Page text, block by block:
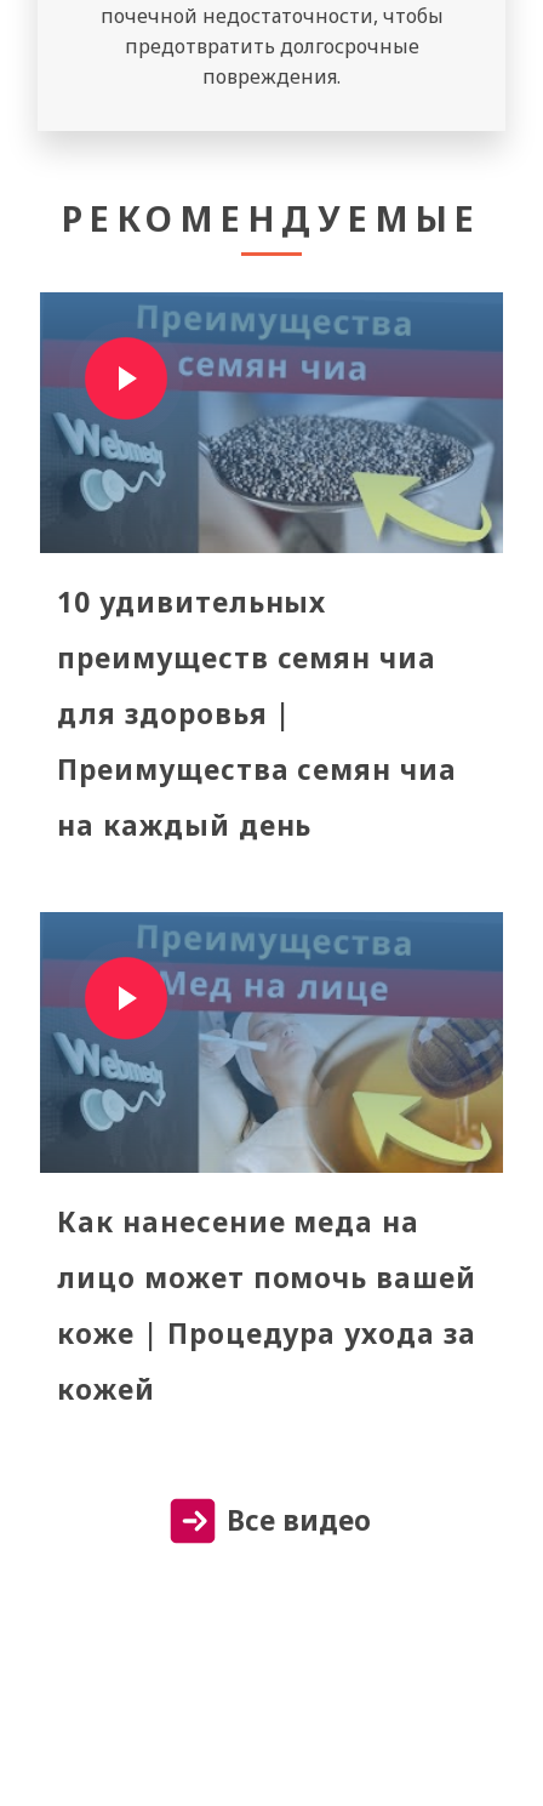
почечной недостаточности, чтобы
предотвратить долгосрочные
повреждения.
РЕКОМЕНДУЕМЫЕ
10 удивительных
преимуществ семян чиа
для здоровья |
Преимущества семян чиа
на каждый день
Как нанесение меда на
лицо может помочь вашей
коже | Процедура ухода за
кожей
Все видео